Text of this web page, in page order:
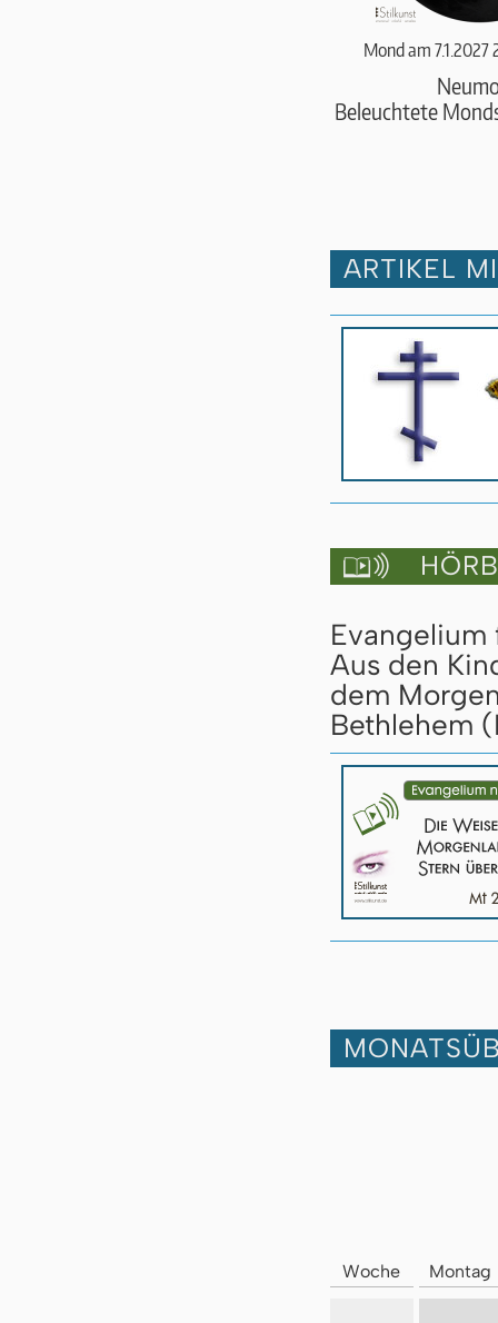
Mond am 7.1.2027
Beleuchtete
ARTIKEL

Evangelium
Aus den
dem
Bethlehem
Woche Montag